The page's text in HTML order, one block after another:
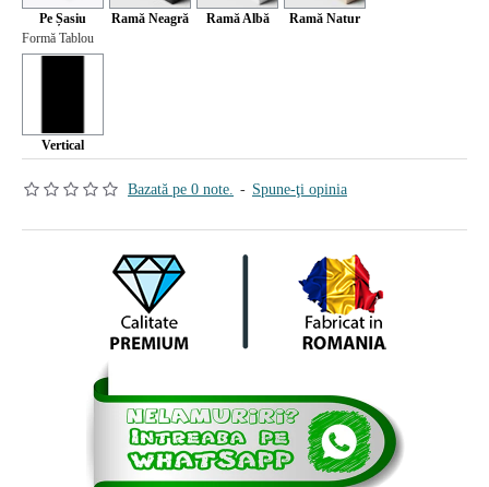
Bazată pe 0 note. - Spune-ţi opinia
Pe Șasiu Ramă Neagră Ramă Albă
Ramă Natur
Formă Tablou
Vertical